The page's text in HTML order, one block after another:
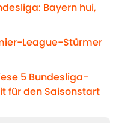
Bayern hui,
League-Stürmer
5 Bundesliga-
für den Saisonstart